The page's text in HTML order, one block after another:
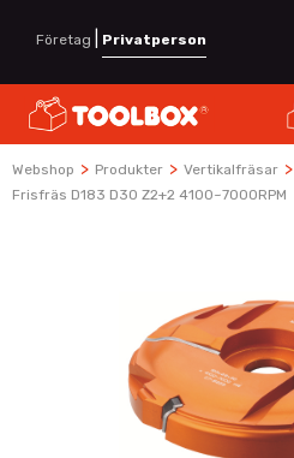
Företag Privatperson
Webshop > Produkter > Vertikalfräsar >
Frisfräs D183 D30 Z2+2 4100~7000RPM